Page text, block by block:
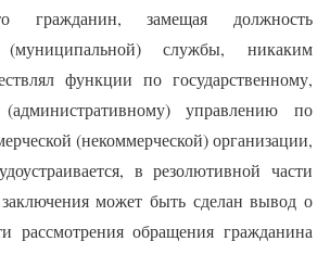
гражданин, замещая должность
(муниципальной) службы, никаким
функции по государственному,
управлению по
(некоммерческой) организации,
в резолютивной части
может быть сделан вывод о
рассмотрения обращения гражданина